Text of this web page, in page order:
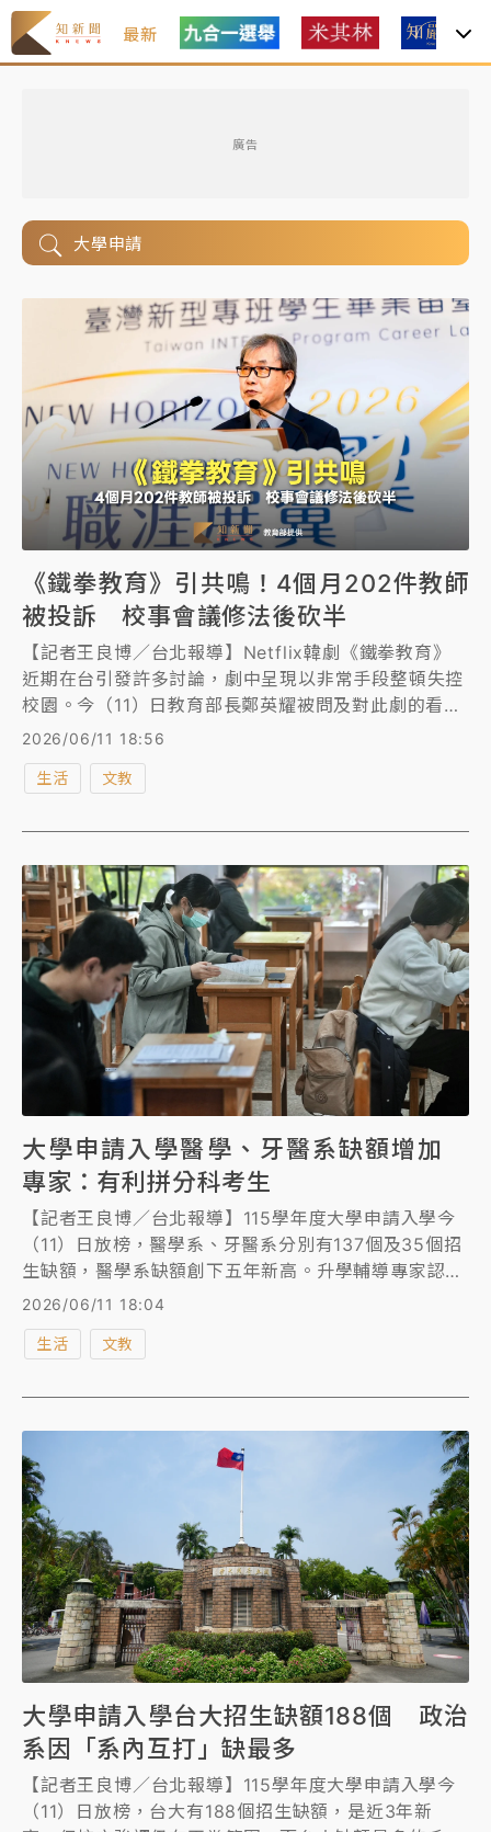
最新
廣告
大學申請
《鐵拳教育》引共鳴！4個月202件教師
被投訴 校事會議修法後砍半
【記者王良博／台北報導】Netflix韓劇《鐵拳教育》
近期在台引發許多討論，劇中呈現以非常手段整頓失控
校園。今（11）日教育部長鄭英耀被問及對此劇的看法
時回應，許多影劇都很有啟發性，台灣「校事會議」在
期的448件，降到今年202件，且去年同期進入校事會
2026/06/11 18:56
生活 文教
大學申請入學醫學、牙醫系缺額增加
專家：有利拼分科考生
【記者王良博／台北報導】115學年度大學申請入學今
（11）日放榜，醫學系、牙醫系分別有137個及35個招
生缺額，醫學系缺額創下五年新高。升學輔導專家認
為，因醫學系、牙醫系的申請入學缺額，將回流到分發
入學使用，且缺額比去年增加不少，對於目標醫牙校系
且力拼分科測驗的考生，是有利情況。
2026/06/11 18:04
生活 文教
大學申請入學台大招生缺額188個 政治
系因「系內互打」缺最多
【記者王良博／台北報導】115學年度大學申請入學今
（11）日放榜，台大有188個招生缺額，是近3年新